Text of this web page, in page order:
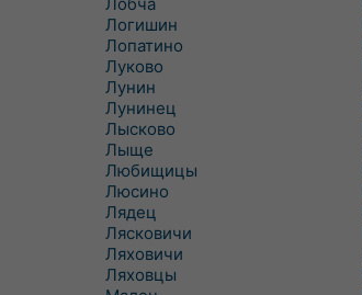
Логишин
Лопатино
Луково
Лунин
Лунинец
Лысково
Лыще
Любищицы
Люсино
Лядец
Лясковичи
Ляховичи
Ляховцы